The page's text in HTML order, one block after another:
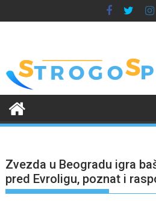
to
Zvezda u Beogradu igra
pred Evroligu, poznat i